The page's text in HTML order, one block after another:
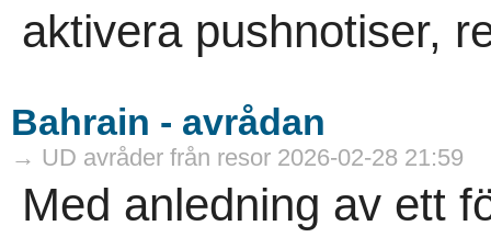
aktivera pushnotiser,
Bahrain - avrådan
→ UD avråder från resor 2026-02-28 21:59
Med anledning av ett